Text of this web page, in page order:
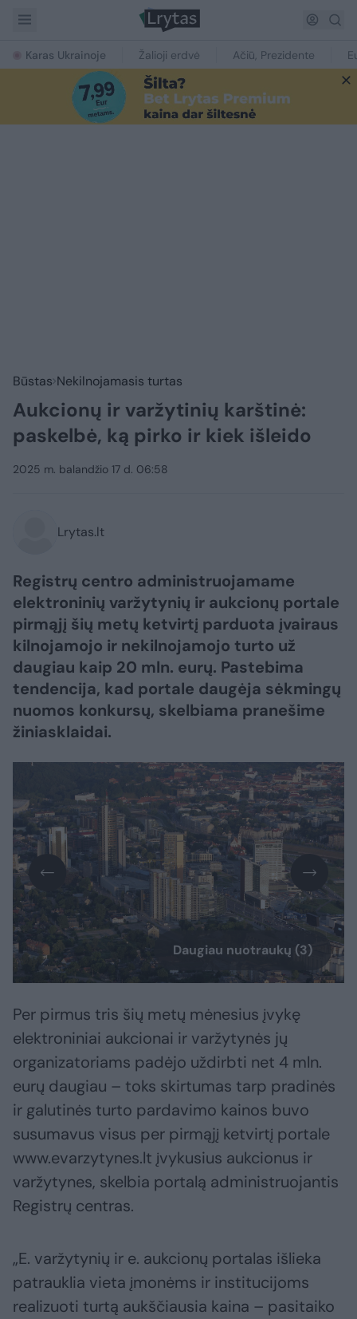
Karas Ukrainoje Žalioji erdvė Ačiū, Prezidente
Būstas Nekilnojamasis turtas
Aukcionų ir varžytinių karštinė:
paskelbė, ką pirko ir kiek išleido
2025 m. balandžio 17 d. 06:58
Lrytas.lt
Registrų centro administruojamame
elektroninių varžytynių ir aukcionų portale
pirmąjį šių metų ketvirtį parduota įvairaus
kilnojamojo ir nekilnojamojo turto už
daugiau kaip 20 mln. eurų. Pastebima
tendencija, kad portale daugėja sėkmingų
nuomos konkursų, skelbiama pranešime
žiniasklaidai.
Daugiau nuotraukų (3)
Per pirmus tris šių metų mėnesius įvykę
elektroniniai aukcionai ir varžytynės jų
organizatoriams padėjo uždirbti net 4 mln.
eurų daugiau – toks skirtumas tarp pradinės
ir galutinės turto pardavimo kainos buvo
susumavus visus per pirmąjį ketvirtį portale
www.evarzytynes.lt įvykusius aukcionus ir
varžytynes, skelbia portalą administruojantis
Registrų centras.
„E. varžytynių ir e. aukcionų portalas išlieka
patrauklia vieta įmonėms ir institucijoms
realizuoti turtą aukščiausia kaina – pasitaiko